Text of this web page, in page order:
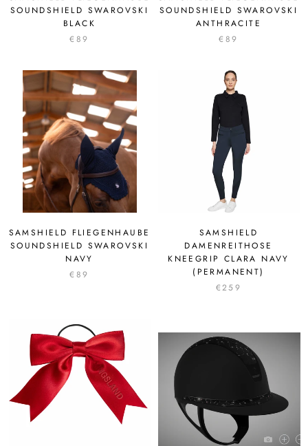
SOUNDSHIELD SWAROVSKI
BLACK
€89
SOUNDSHIELD SWAROVSKI
ANTHRACITE
€89
SAMSHIELD FLIEGENHAUBE
SOUNDSHIELD SWAROVSKI
NAVY
€89
SAMSHIELD
DAMENREITHOSE
KNEEGRIP CLARA NAVY
(PERMANENT)
€259